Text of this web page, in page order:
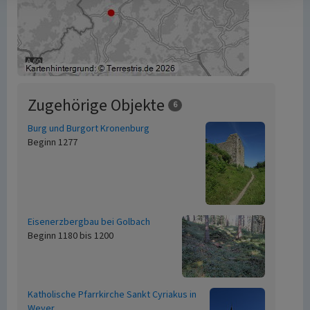
Zugehörige Objekte 6
Burg und Burgort Kronenburg
Beginn 1277
Eisenerzbergbau bei Golbach
Beginn 1180 bis 1200
Katholische Pfarrkirche Sankt Cyriakus in